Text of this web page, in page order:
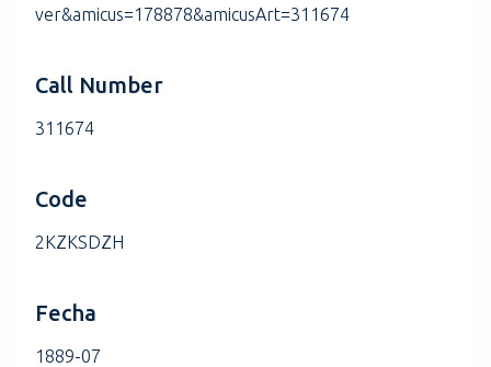
ver&amicus=178878&amicusArt=311674
Call Number
311674
Code
2KZKSDZH
Fecha
1889-07